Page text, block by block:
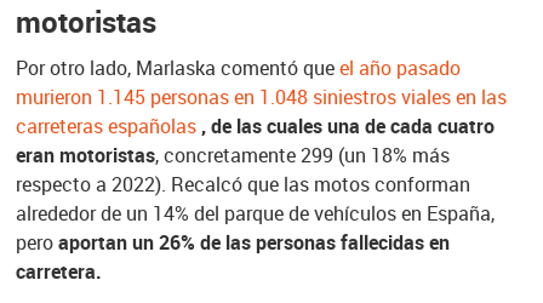
motoristas
Por otro lado, Marlaska comentó queel año pasado
murieron 1.145 personas en 1.048 siniestros viales en las
carreteras españolas, de las cuales una de cada cuatro
eran motoristas, concretamente 299 (un 18% más
respecto a 2022). Recalcó que las motos conforman
alrededor de un 14% del parque de vehículos en España,
peroaportan un 26% de las personas fallecidas en
carretera.